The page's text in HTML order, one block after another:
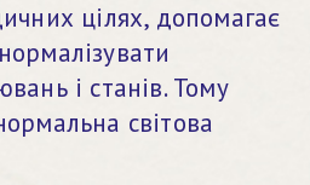
цілях, допомагає
і станів. Тому
світова